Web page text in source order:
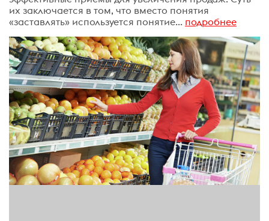
их заключается в том, что вместо понятия
«заставлять» используется понятие... подробнее